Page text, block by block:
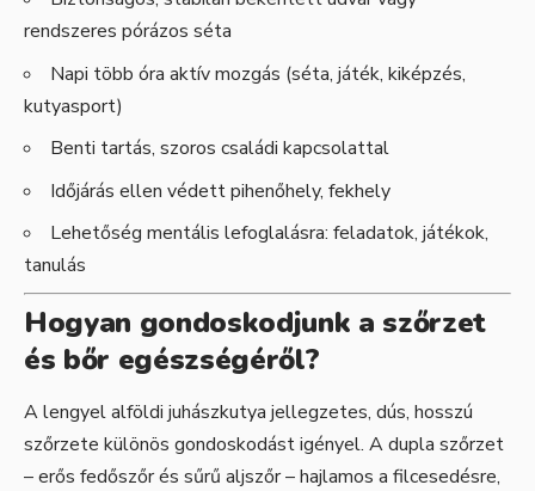
rendszeres pórázos séta
Napi több óra aktív mozgás (séta, játék, kiképzés,
kutyasport)
Benti tartás, szoros családi kapcsolattal
Időjárás ellen védett pihenőhely, fekhely
Lehetőség mentális lefoglalásra: feladatok, játékok,
tanulás
Hogyan gondoskodjunk a szőrzet
és bőr egészségéről?
A lengyel alföldi juhászkutya jellegzetes, dús, hosszú
szőrzete különös gondoskodást igényel. A dupla szőrzet
– erős fedőszőr és sűrű aljszőr – hajlamos a filcesedésre,